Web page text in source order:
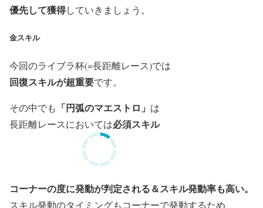
優先して獲得していきましょう。
金スキル
今回のライブラ杯(=長距離レース)では
回復スキルが超重要です。
その中でも 「円弧のマエストロ」 は
長距離レースにおいては必須スキル
コーナーの度に発動が判定される＆スキル発動率も高い。
スキル発動のタイミングもコーナーで発動するため